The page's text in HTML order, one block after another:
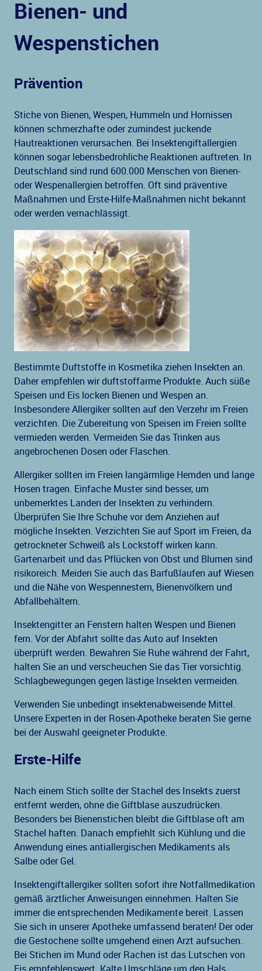
Bienen- und
Wespenstichen
Prävention
Stiche von Bienen, Wespen, Hummeln und Hornissen
können schmerzhafte oder zumindest juckende
Hautreaktionen verursachen. Bei Insektengiftallergien
können sogar lebensbedrohliche Reaktionen auftreten. In
Deutschland sind rund 600.000 Menschen von Bienen-
oder Wespenallergien betroffen. Oft sind präventive
Maßnahmen und Erste-Hilfe-Maßnahmen nicht bekannt
oder werden vernachlässigt.
Bestimmte Duftstoffe in Kosmetika ziehen Insekten an.
Daher empfehlen wir duftstoffarme Produkte. Auch süße
Speisen und Eis locken Bienen und Wespen an.
Insbesondere Allergiker sollten auf den Verzehr im Freien
verzichten. Die Zubereitung von Speisen im Freien sollte
vermieden werden. Vermeiden Sie das Trinken aus
angebrochenen Dosen oder Flaschen.
Allergiker sollten im Freien langärmlige Hemden und lange
Hosen tragen. Einfache Muster sind besser, um
unbemerktes Landen der Insekten zu verhindern.
Überprüfen Sie Ihre Schuhe vor dem Anziehen auf
mögliche Insekten. Verzichten Sie auf Sport im Freien, da
getrockneter Schweiß als Lockstoff wirken kann.
Gartenarbeit und das Pflücken von Obst und Blumen sind
risikoreich. Meiden Sie auch das Barfußlaufen auf Wiesen
und die Nähe von Wespennestern, Bienenvölkern und
Abfallbehältern.
Insektengitter an Fenstern halten Wespen und Bienen
fern. Vor der Abfahrt sollte das Auto auf Insekten
überprüft werden. Bewahren Sie Ruhe während der Fahrt,
halten Sie an und verscheuchen Sie das Tier vorsichtig.
Schlagbewegungen gegen lästige Insekten vermeiden.
Verwenden Sie unbedingt insektenabweisende Mittel.
Unsere Experten in der Rosen-Apotheke beraten Sie gerne
bei der Auswahl geeigneter Produkte.
Erste-Hilfe
Nach einem Stich sollte der Stachel des Insekts zuerst
entfernt werden, ohne die Giftblase auszudrücken.
Besonders bei Bienenstichen bleibt die Giftblase oft am
Stachel haften. Danach empfiehlt sich Kühlung und die
Anwendung eines antiallergischen Medikaments als
Salbe oder Gel.
Insektengiftallergiker sollten sofort ihre Notfallmedikation
gemäß ärztlicher Anweisungen einnehmen. Halten Sie
immer die entsprechenden Medikamente bereit. Lassen
Sie sich in unserer Apotheke umfassend beraten! Der oder
die Gestochene sollte umgehend einen Arzt aufsuchen.
Bei Stichen im Mund oder Rachen ist das Lutschen von